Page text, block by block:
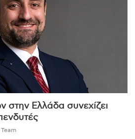
στην Ελλάδα συνεχίζει